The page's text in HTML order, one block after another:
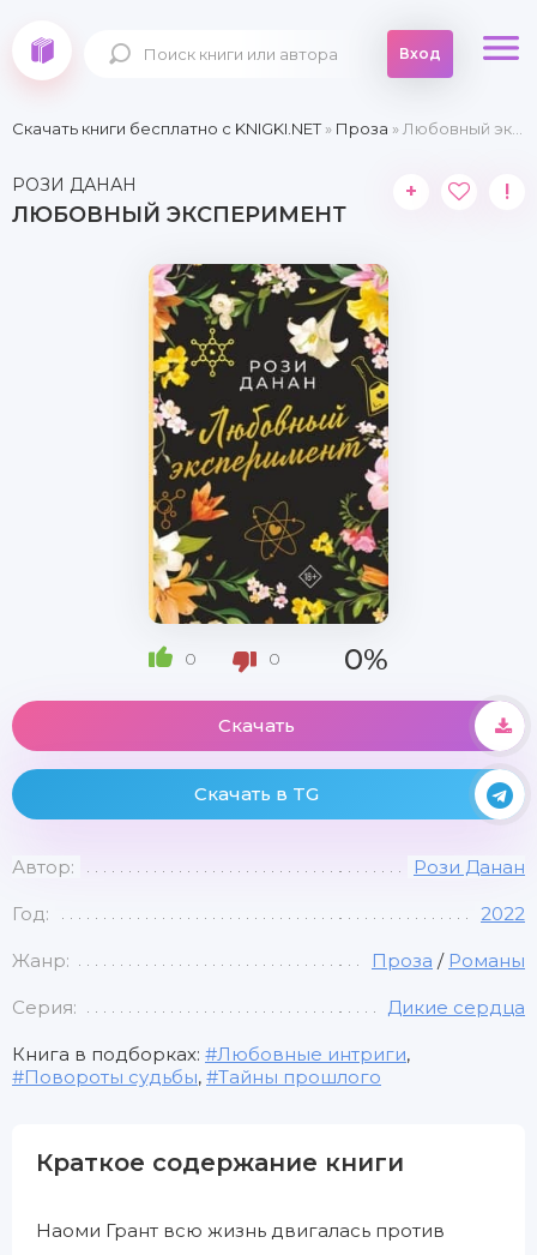
Вход
Скачать книги бесплатно c KNIGKI.NET» Проза » Любовный эксперимент
РОЗИ ДАНАН
ЛЮБОВНЫЙ ЭКСПЕРИМЕНТ
+ !
0 0 0%
Скачать
Скачать в TG
Автор: Рози Данан
Год: 2022
Жанр: Проза / Романы
Серия: Дикие сердца
Книга в подборках: Любовные интриги,
Повороты судьбы, Тайны прошлого
Краткое содержание книги
Наоми Грант всю жизнь двигалась против